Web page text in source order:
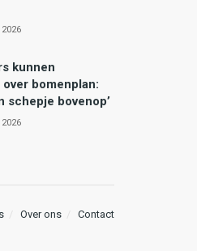
kunnen
bomenplan:
schepje bovenop’
Over ons Contact